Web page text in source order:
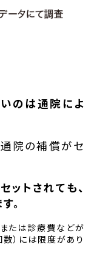
のは通院によ
院の補償がセ
トされても、
。
たは診療費などが
数）には限度があり